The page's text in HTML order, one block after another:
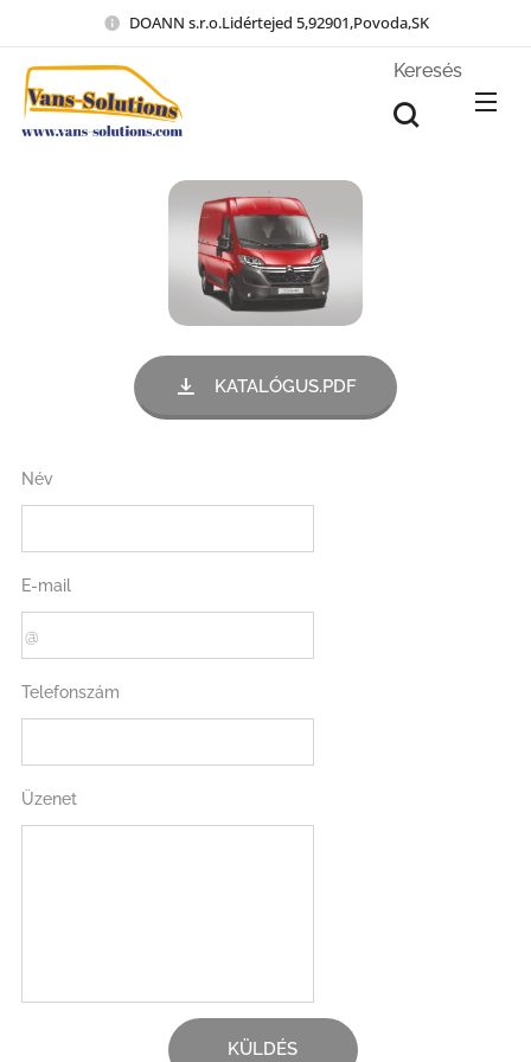
DOANN s.r.o.Lidértejed 5,92901,Povoda,SK
Keresés
KATALÓGUS.PDF
Név
E-mail
Telefonszám
Üzenet
KÜLDÉS